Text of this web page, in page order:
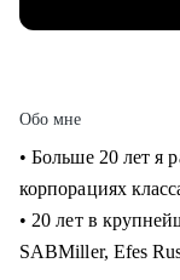
Обо мне
• Больше 20 лет я
корпорациях
• 20 лет в
SABMiller, Efes